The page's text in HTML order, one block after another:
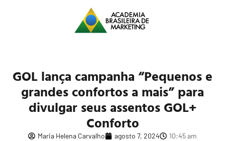
GOL lança campanha “Pequenos e
grandes confortos a mais” para
divulgar seus assentos GOL+
Conforto
Maria Helena Carvalho agosto 7, 2024 10:45 am